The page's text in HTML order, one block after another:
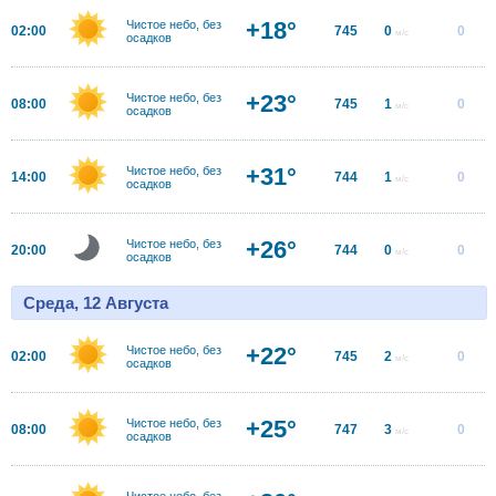
02:00
Чистое небо, без
осадков
+18° 745 0 м/с 0
08:00
Чистое небо, без
осадков
+23° 745 1 м/с 0
14:00
Чистое небо, без
осадков
+31° 744 1 м/с 0
20:00
Чистое небо, без
осадков
+26° 744 0 м/с 0
Среда, 12 Августа
02:00
Чистое небо, без
осадков
+22° 745 2 м/с 0
08:00
Чистое небо, без
осадков
+25° 747 3 м/с 0